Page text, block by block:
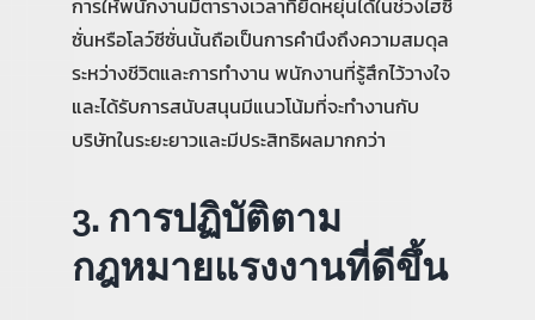
ซั่นหรือโลว์ซีซั่นนั้นถือเป็นการคำนึงถึงความสมดุล
ระหว่างชีวิตและการทำงาน พนักงานที่รู้สึกไว้วางใจ
และได้รับการสนับสนุนมีแนวโน้มที่จะทำงานกับ
บริษัทในระยะยาวและมีประสิทธิผลมากกว่า
3. การปฏิบัติตาม
กฎหมายแรงงานที่ดีขึ้น